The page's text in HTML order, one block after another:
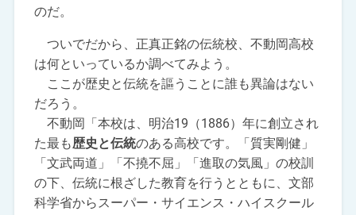
のだ。
ついでだから、正真正銘の伝統校、不動岡高校
は何といっているか調べてみよう。
ここが歴史と伝統を謳うことに誰も異論はない
だろう。
不動岡「本校は、明治19（1886）年に創立され
た最も歴史と伝統のある高校です。「質実剛健」
「文武両道」「不撓不屈」「進取の気風」の校訓
の下、伝統に根ざした教育を行うとともに、文部
科学省からスーパー・サイエンス・ハイスクール